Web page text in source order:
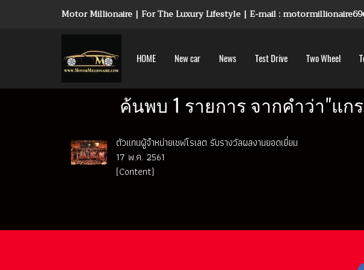
Motor Millionaire | For The Luxury Lifestyle | E-mail :
HOME New car News Test Drive Two Wheel
ค้นพบ 1 รายการ จากคำว่า"แก
ตัวแทนผู้จำหน่ายเชฟโรเลต รับรางวัลผลงานยอดเยี่ยม
17 พ.ค. 2561
(Content)